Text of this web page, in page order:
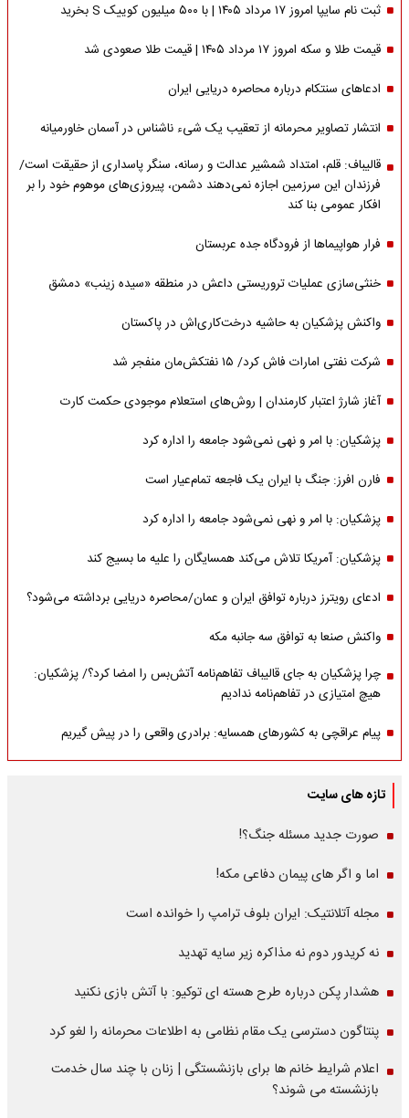
ثبت نام سایپا امروز ۱۷ مرداد ۱۴۰۵ | با ۵۰۰ میلیون کوییک S بخرید
قیمت طلا و سکه امروز ۱۷ مرداد ۱۴۰۵ | قیمت طلا صعودی شد
ادعاهای سنتکام درباره محاصره دریایی ایران
انتشار تصاویر محرمانه از تعقیب یک شیء ناشناس در آسمان خاورمیانه
قالیباف: قلم، امتداد شمشیر عدالت و رسانه، سنگر پاسداری از حقیقت است/
فرزندان این سرزمین اجازه نمی‌دهند دشمن، پیروزی‌های موهوم خود را بر
افکار عمومی بنا کند
فرار هواپیماها از فرودگاه جده عربستان
خنثی‌سازی عملیات تروریستی داعش در منطقه «سیده زینب» دمشق
واکنش پزشکیان به حاشیه درخت‌کاری‌اش در پاکستان
شرکت نفتی امارات فاش کرد/ ۱۵ نفتکش‌مان منفجر شد
آغاز شارژ اعتبار کارمندان | روش‌های استعلام موجودی حکمت کارت
پزشکیان: با امر و نهی نمی‌شود جامعه را اداره کرد
فارن افرز: جنگ با ایران یک فاجعه تمام‌عیار است
پزشکیان: با امر و نهی نمی‌شود جامعه را اداره کرد
پزشکیان: آمریکا تلاش می‌کند همسایگان را علیه ما بسیج کند
ادعای رویترز درباره توافق ایران و عمان/محاصره دریایی برداشته می‌شود؟
واکنش صنعا به توافق سه جانبه مکه
چرا پزشکیان به جای قالیباف تفاهم‌نامه آتش‌بس را امضا کرد؟/ پزشکیان:
هیچ امتیازی در تفاهم‌نامه ندادیم
پیام عراقچی به کشورهای همسایه: برادری واقعی را در پیش گیریم
تازه های سایت
صورت جدید مسئله جنگ؟!
اما و اگر های پیمان دفاعی مکه!
مجله آتلانتیک: ایران بلوف ترامپ را خوانده است
نه کریدور دوم نه مذاکره زیر سایه تهدید
هشدار پکن درباره طرح هسته ای توکیو: با آتش بازی نکنید
پنتاگون دسترسی یک مقام نظامی به اطلاعات محرمانه را لغو کرد
اعلام شرایط خانم ها برای بازنشستگی | زنان با چند سال خدمت
بازنشسته می شوند؟